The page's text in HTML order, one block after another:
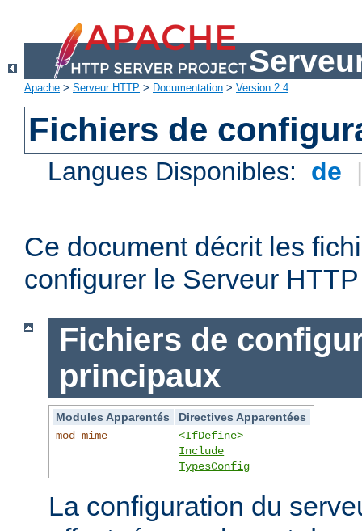
Apache > Serveur HTTP > Documentation > Version 2.4
Fichiers de
Langues Disponibles: de
Ce document décrit les
configurer le Serveur
Fichiers de
principaux
Modules Apparentés
Directives Apparentées
mod_mime
<IfDefine>
Include
TypesConfig
La configuration du